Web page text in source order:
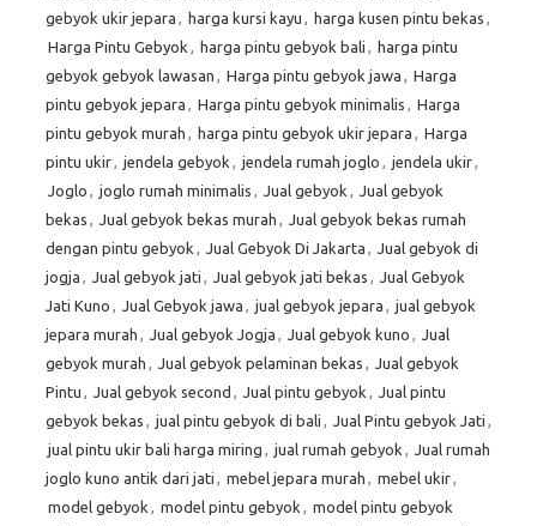
gebyok ukir jepara , harga kursi kayu , harga kusen pintu bekas ,
Harga Pintu Gebyok , harga pintu gebyok bali , harga pintu
gebyok gebyok lawasan , Harga pintu gebyok jawa , Harga
pintu gebyok jepara , Harga pintu gebyok minimalis , Harga
pintu gebyok murah , harga pintu gebyok ukir jepara , Harga
pintu ukir, jendela gebyok , jendela rumah joglo , jendela ukir,
Joglo , joglo rumah minimalis , Jual gebyok , Jual gebyok
bekas , Jual gebyok bekas murah , Jual gebyok bekas rumah
dengan pintu gebyok , Jual Gebyok Di Jakarta , Jual gebyok di
jogja , Jual gebyok jati , Jual gebyok jati bekas , Jual Gebyok
Jati Kuno , Jual Gebyok jawa , jual gebyok jepara , jual gebyok
jepara murah , Jual gebyok Jogja , Jual gebyok kuno , Jual
gebyok murah , Jual gebyok pelaminan bekas , Jual gebyok
Pintu , Jual gebyok second , Jual pintu gebyok , Jual pintu
gebyok bekas , jual pintu gebyok di bali , Jual Pintu gebyok Jati ,
jual pintu ukir bali harga miring , jual rumah gebyok , Jual rumah
joglo kuno antik dari jati , mebel jepara murah , mebel ukir,
model gebyok , model pintu gebyok , model pintu gebyok